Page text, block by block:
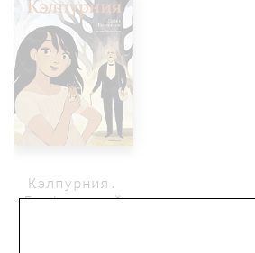
Кэлпурния.
Графический